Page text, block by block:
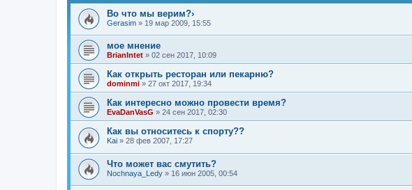
Во что мы верим?›
Gerasim » 19 мар 2009, 15:55
мое мнение
BrianIntet » 02 сен 2017, 10:09
Как открыть ресторан или пекарню?
dominmi » 27 окт 2017, 19:34
Как интересно можно провести время?
EvaDanVasG » 24 сен 2017, 02:30
Как вы относитесь к спорту??
Kai » 28 фев 2007, 17:27
Что может вас смутить?
Nochnaya_Ledy » 16 июн 2005, 00:54